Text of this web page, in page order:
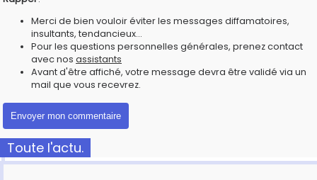
Merci de bien vouloir éviter les messages diffamatoires,
insultants, tendancieux...
Pour les questions personnelles générales, prenez contact
avec nos assistants
Avant d'être affiché, votre message devra être validé via un
mail que vous recevrez.
Toute l'actu.